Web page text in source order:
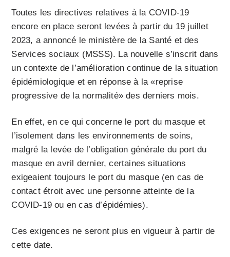
Toutes les directives relatives à la COVID-19
encore en place seront levées à partir du 19 juillet
2023, a annoncé le ministère de la Santé et des
Services sociaux (MSSS). La nouvelle s’inscrit dans
un contexte de l’amélioration continue de la situation
épidémiologique et en réponse à la «reprise
progressive de la normalité» des derniers mois.
En effet, en ce qui concerne le port du masque et
l’isolement dans les environnements de soins,
malgré la levée de l’obligation générale du port du
masque en avril dernier, certaines situations
exigeaient toujours le port du masque (en cas de
contact étroit avec une personne atteinte de la
COVID-19 ou en cas d’épidémies).
Ces exigences ne seront plus en vigueur à partir de
cette date.